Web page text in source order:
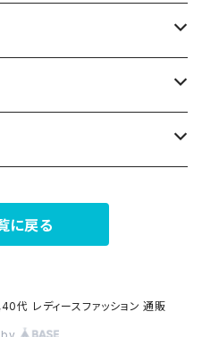
に戻る
レディースファッション 通販